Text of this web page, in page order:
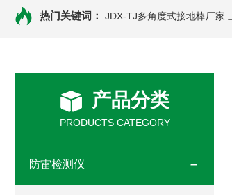
热门关键词： JDX-TJ多角度式接地棒厂家
产品分类
PRODUCTS CATEGORY
防雷检测仪